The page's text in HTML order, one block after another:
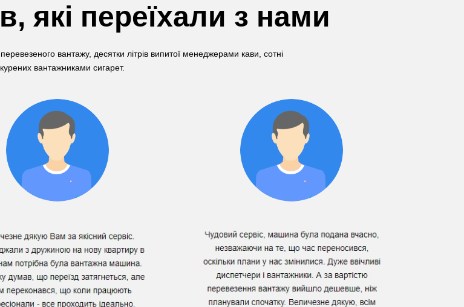
які переїхали з нами
вантажу, десятки літрів випитої менеджерами кави, сотні
вантажниками сигарет.